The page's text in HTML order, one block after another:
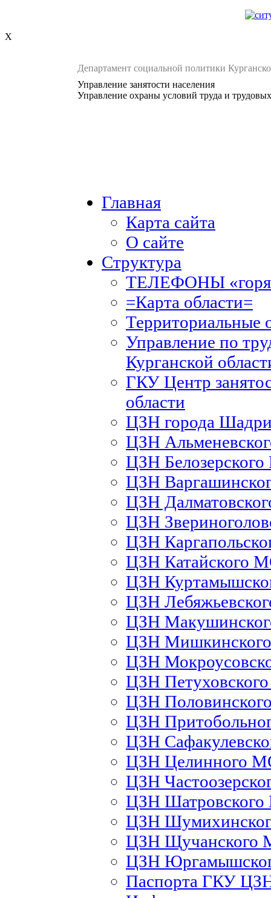
X
Департамент социальной политики
Управление занятости населения
Управление охраны условий труда и
Главная
Карта сайта
О сайте
Структура
ТЕЛЕФОНЫ
=Карта области=
Территориальные
Управление по
Курганской
ГКУ Центр
области
ЦЗН города
ЦЗН
ЦЗН
ЦЗН
ЦЗН
ЦЗН
ЦЗН
ЦЗН Катайского
ЦЗН
ЦЗН
ЦЗН
ЦЗН
ЦЗН
ЦЗН
ЦЗН
ЦЗН
ЦЗН
ЦЗН Целинного
ЦЗН
ЦЗН
ЦЗН
ЦЗН Щучанского
ЦЗН
Паспорта ГКУ